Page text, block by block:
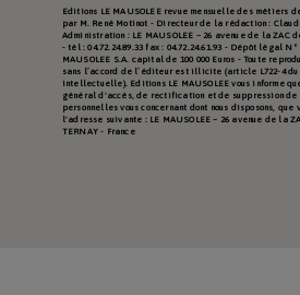
Editions LE MAUSOLEE revue mensuelle des métiers
par M. René Motinot - Directeur de la rédaction :
Administration : LE MAUSOLEE – 26 avenue de la ZAC
- tél : 04.72.24.89.33 fax : 04.72.24.61.93 - Dépôt légal N°
MAUSOLEE S.A. capital de 100 000 Euros - Toute
sans l’accord de l’éditeur est illicite (article L722-4
intellectuelle). Editions LE MAUSOLEE vous informe
général d'accès, de rectification et de suppression de
personnelles vous concernant dont nous disposons, que
l'adresse suivante : LE MAUSOLEE – 26 avenue de la
TERNAY - France